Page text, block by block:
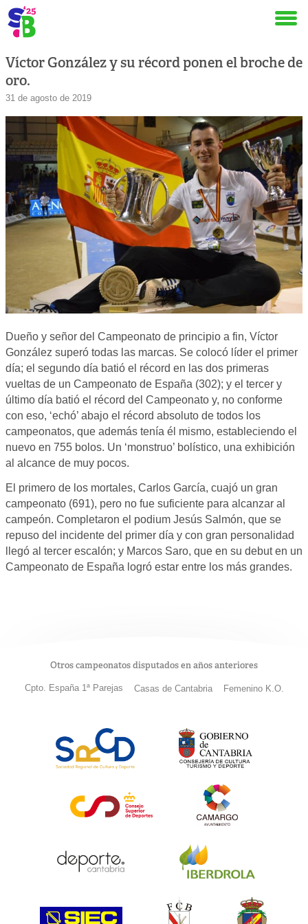
Víctor González y su récord ponen el broche de
oro.
31 de agosto de 2019
Dueño y señor del Campeonato de principio a fin, Víctor
González superó todas las marcas. Se colocó líder el primer
día; el segundo día batió el récord en las dos primeras
vueltas de un Campeonato de España (302); y el tercer y
último día batió el récord del Campeonato y, no conforme
con eso, ‘echó’ abajo el récord absoluto de todos los
campeonatos, que además tenía él mismo, estableciendo el
nuevo en 755 bolos. Un ‘monstruo’ bolístico, una exhibición
al alcance de muy pocos.
El primero de los mortales, Carlos García, cuajó un gran
campeonato (691), pero no fue suficiente para alcanzar al
campeón. Completaron el podium Jesús Salmón, que se
repuso del incidente del primer día y con gran personalidad
llegó al tercer escalón; y Marcos Saro, que en su debut en un
Campeonato de España logró estar entre los más grandes.
Otros campeonatos disputados en años anteriores
Cpto. España 1ª Parejas Casas de Cantabria Femenino K.O.